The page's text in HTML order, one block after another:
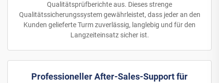
Qualitätsprüfberichte aus. Dieses strenge
Qualitätssicherungssystem gewährleistet, dass jeder an den
Kunden gelieferte Turm zuverlässig, langlebig und für den
Langzeiteinsatz sicher ist.
Professioneller After-Sales-Support für